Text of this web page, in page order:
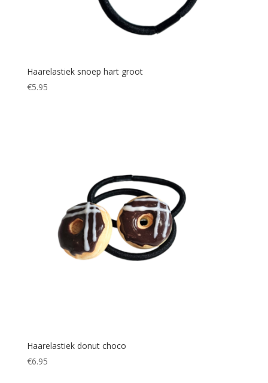
Haarelastiek snoep hart groot
€5.95
Haarelastiek donut choco
€6.95